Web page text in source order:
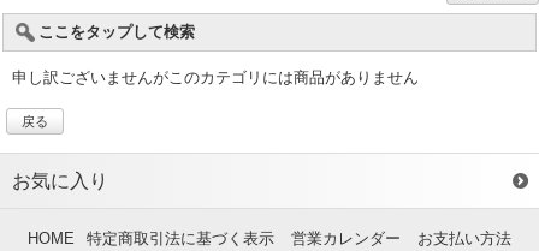
ここをタップして検索
申し訳ございませんがこのカテゴリには商品がありません
戻る
お気に入り
HOME 特定商取引法に基づく表示 営業カレンダー
お支払い方法